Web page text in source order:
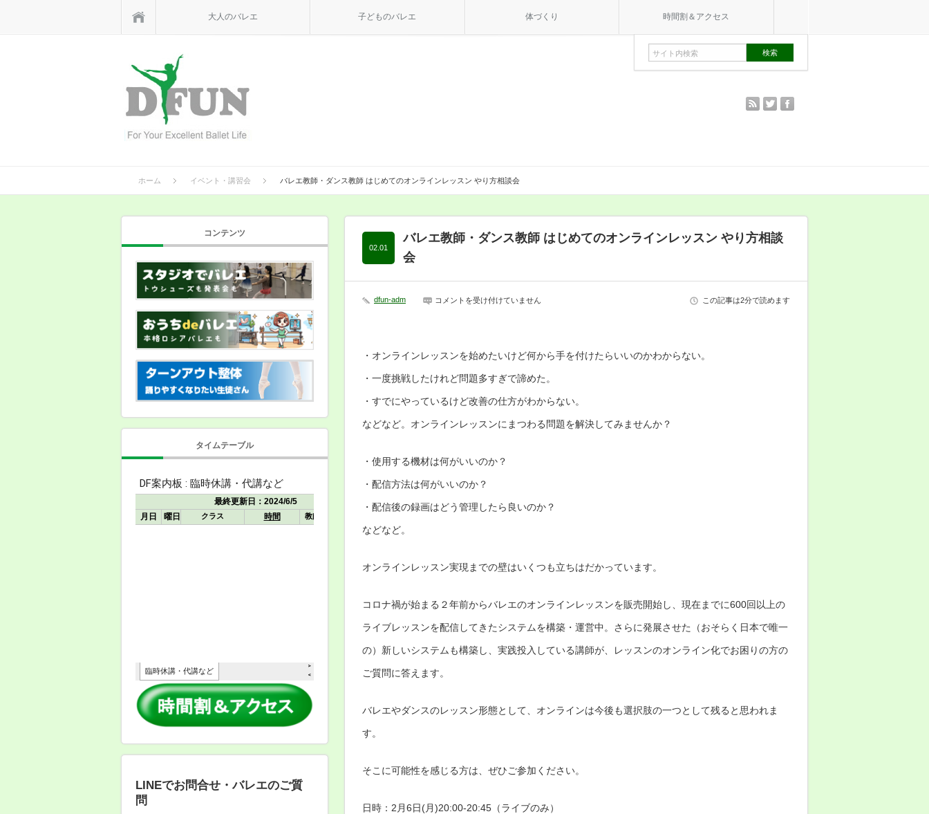
大人のバレエ 子どものバレエ 体づくり 時間割＆アクセス
rss twitter
ホーム イベント・講習会 バレエ教師・ダンス教師 はじめてのオンラインレッスン やり方相談会
バレエ教師・ダンス教師 はじめてのオンラインレッスン やり方相談
会
02.01
dfun-adm
バ
ダ
ン
教
は
め
ン
イ
レ
方
会
は
コメントを受け付けていません この記事は2分で読めます
・オンラインレッスンを始めたいけど何から手を付けたらいいのかわからない。
・一度挑戦したけれど問題多すぎで諦めた。
・すでにやっているけど改善の仕方がわからない。
などなど。オンラインレッスンにまつわる問題を解決してみませんか？
・使用する機材は何がいいのか？
・配信方法は何がいいのか？
・配信後の録画はどう管理したら良いのか？
などなど。
オンラインレッスン実現までの壁はいくつも立ちはだかっています。
コロナ禍が始まる２年前からバレエのオンラインレッスンを販売開始し、現在までに600回以上の
ライブレッスンを配信してきたシステムを構築・運営中。さらに発展させた（おそらく日本で唯一
の）新しいシステムも構築し、実践投入している講師が、レッスンのオンライン化でお困りの方の
ご質問に答えます。
バレエやダンスのレッスン形態として、オンラインは今後も選択肢の一つとして残ると思われま
す。
そこに可能性を感じる方は、ぜひご参加ください。
日時：2月6日(月)20:00-20:45（ライブのみ）
コンテンツ
タイムテーブル
LINEでお問合せ・バレエのご質
問